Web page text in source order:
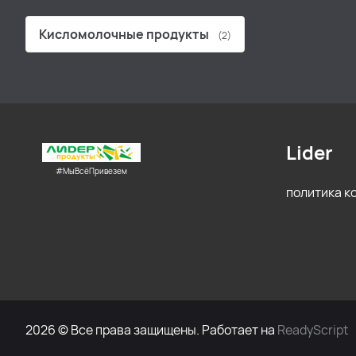
Кисломолочные продукты (2)
#МыВсёПривезем
Lider
политика
2026 © Все права защищены. Работает на ReadyScript